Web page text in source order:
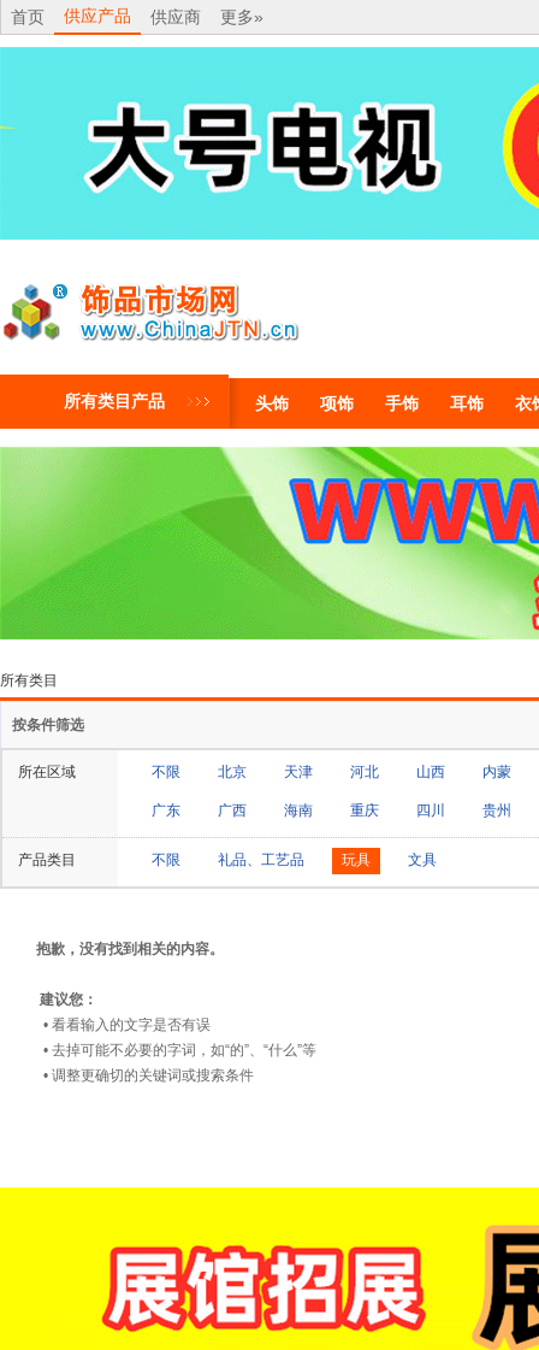
首页 供应产品 供应商 更多»
所有类目产品 头饰 项饰 手饰 耳饰 衣
所有类目
按条件筛选
所在区域 不限 北京 天津 河北 山西 内蒙
广东 广西 海南 重庆 四川 贵州
产品类目 不限 礼品、工艺品 玩具 文具
抱歉，没有找到相关的内容。
建议您：
• 看看输入的文字是否有误
• 去掉可能不必要的字词，如“的”、“什么”等
• 调整更确切的关键词或搜索条件